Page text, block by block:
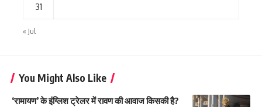
31
« Jul
You Might Also Like
‘रामायण’ के इंग्लिश ट्रेलर में रावण की आवाज किसकी है?